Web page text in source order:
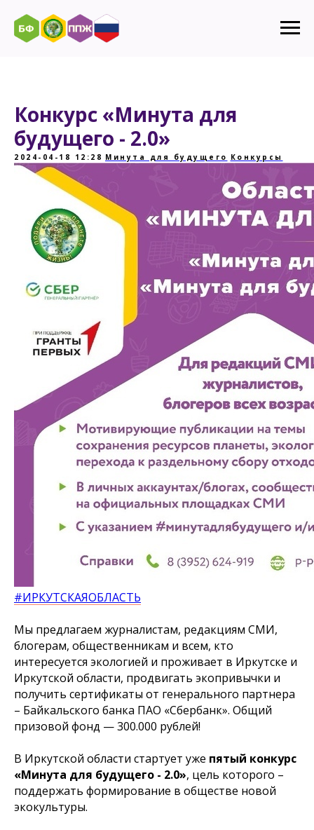
Конкурс «Минута для
будущего - 2.0»
2024-04-18 12:28 Минута для будущего Конкурсы
#ИРКУТСКАЯОБЛАСТЬ
Мы предлагаем журналистам, редакциям СМИ,
блогерам, общественникам и всем, кто
интересуется экологией и проживает в Иркутске и
Иркутской области, продвигать экопривычки и
получить сертификаты от генерального партнера
– Байкальского банка ПАО «Сбербанк». Общий
призовой фонд — 300.000 рублей!
В Иркутской области стартует уже пятый конкурс
«Минута для будущего - 2.0», цель которого –
поддержать формирование в обществе новой
экокультуры.